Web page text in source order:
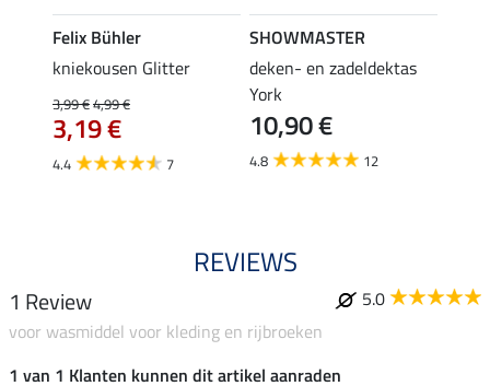
Felix Bühler
kniekousen Glitter
3,99 €4,99 €
3,19 €
4.4 7
SHOWMASTER
deken- en zadeldektas
York
10,90 €
4.8 12
REVIEWS
1 Review
5.0
voor wasmiddel voor kleding en rijbroeken
1 van 1 Klanten kunnen dit artikel aanraden